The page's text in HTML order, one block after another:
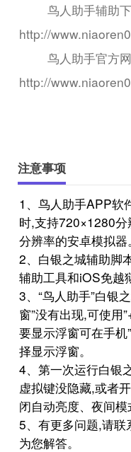
鸟人助手辅助
http://
鸟人助手官方
http://
注意事项
1、鸟人助手APP软
时,支持720×1280
分辨率的安卓模拟器。
2、白银之城辅助脚
辅助工具和iOS免越
3、“鸟人助手”白银
窗”没有出现,可使用
要显示浮窗可在手
择显示浮窗。
4、第一次运行白银
虚拟键没隐藏,或者
闭自动亮度、夜间模
5、有更多问题,请
为您解答。